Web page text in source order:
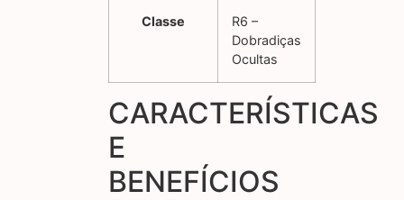
Classe
R6 –
Dobradiças
Ocultas
CARACTERÍSTICAS
E
BENEFÍCIOS